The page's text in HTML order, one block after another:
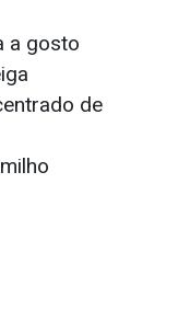
a gosto
de